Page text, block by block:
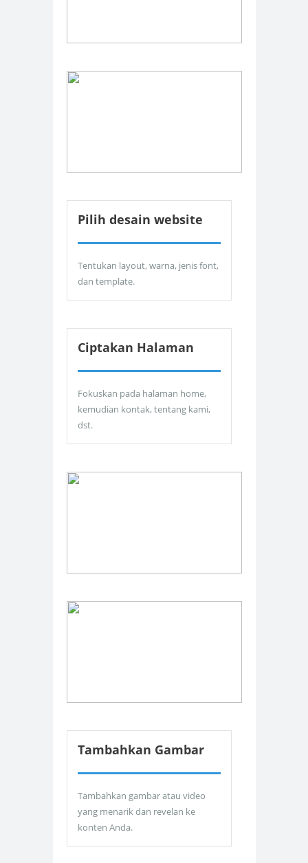
Pilih desain website
Tentukan layout, warna, jenis font,
dan template.
Ciptakan Halaman
Fokuskan pada halaman home,
kemudian kontak, tentang kami,
dst.
Tambahkan Gambar
Tambahkan gambar atau video
yang menarik dan revelan ke
konten Anda.